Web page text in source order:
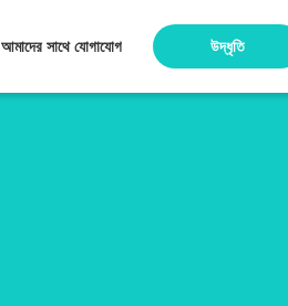
আমাদের সাথে যোগাযোগ উদ্ধৃতি